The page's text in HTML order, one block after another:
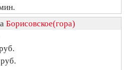
Борисовское(гора)